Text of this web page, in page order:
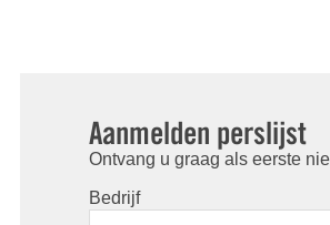
Aanmelden perslijst
Ontvang u graag als eerste
Bedrijf